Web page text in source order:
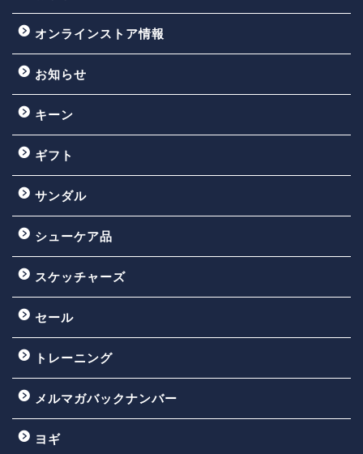
オンラインストア情報
お知らせ
キーン
ギフト
サンダル
シューケア品
スケッチャーズ
セール
トレーニング
メルマガバックナンバー
ヨギ